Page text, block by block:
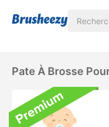
Pate À Brosse